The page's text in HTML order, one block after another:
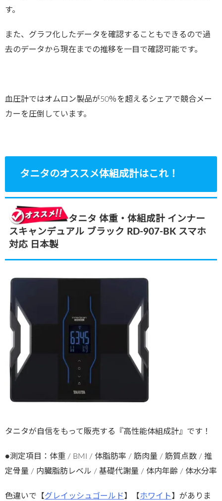
す。
また、グラフ化したデータを確認することもできるので過
去のデータから現在までの推移を一目で確認可能です。
血圧計ではオムロン製品が50％を超えるシェアで競合メー
カーを圧倒しています。
タニタのオススメ体組成計はこれ！
タニタ 体重・体組成計 インナー
スキャンデュアル ブラック RD-907‐BK スマホ
対応 日本製
タニタが自信をもって販売する『高性能体組成計』です！
●測定項目：体重 / BMI / 体脂肪率 / 筋肉量 / 筋質点数 / 推
定骨量 / 内臓脂肪レベル / 基礎代謝量 / 体内年齢 / 体水分率
色違いで【グレイッシュゴールド 】【ホワイト 】がありま